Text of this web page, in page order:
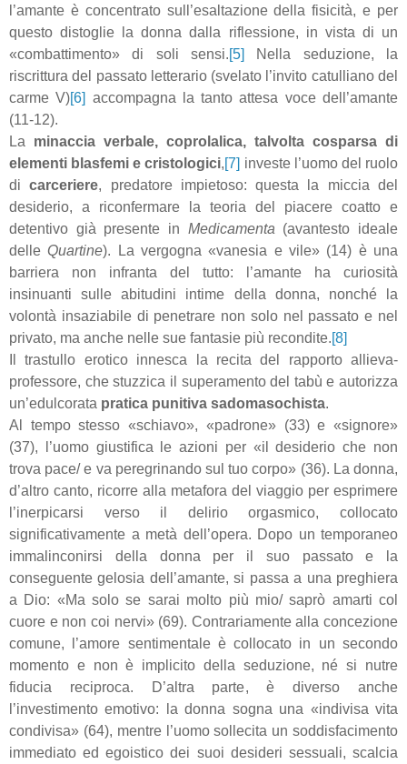
l’amante è concentrato sull’esaltazione della fisicità, e per
questo distoglie la donna dalla riflessione, in vista di un
«combattimento» di soli sensi.[5]
Nella seduzione, la
riscrittura del passato letterario (svelato l’invito catulliano del
carme V)[6] accompagna la tanto attesa voce dell’amante
(11-12).
La minaccia verbale, coprolalica, talvolta cosparsa di
elementi blasfemi e cristologici,[7] investe l’uomo del ruolo
dicarceriere, predatore impietoso: questa la miccia del
desiderio, a riconfermare la teoria del piacere coatto e
detentivo già presente in Medicamenta (avantesto ideale
delleQuartine). La vergogna «vanesia e vile» (14) è una
barriera non infranta del tutto: l’amante ha curiosità
insinuanti sulle abitudini intime della donna, nonché la
volontà insaziabile di penetrare non solo nel passato e nel
privato, ma anche nelle sue fantasie più recondite.[8]
Il trastullo erotico innesca la recita del rapporto allieva-
professore, che stuzzica il superamento del tabù e autorizza
un’edulcorata pratica punitiva sadomasochista.
Al tempo stesso «schiavo», «padrone» (33) e «signore»
(37), l’uomo giustifica le azioni per «il desiderio che non
trova pace/ e va peregrinando sul tuo corpo» (36). La donna,
d’altro canto, ricorre alla metafora del viaggio per esprimere
l’inerpicarsi verso il delirio orgasmico, collocato
significativamente a metà dell’opera. Dopo un temporaneo
immalinconirsi della donna per il suo passato e la
conseguente gelosia dell’amante, si passa a una preghiera
a Dio: «Ma solo se sarai molto più mio/ saprò amarti col
cuore e non coi nervi» (69). Contrariamente alla concezione
comune, l’amore sentimentale è collocato in un secondo
momento e non è implicito della seduzione, né si nutre
fiducia reciproca. D’altra parte, è diverso anche
l’investimento emotivo: la donna sogna una «indivisa vita
condivisa» (64), mentre l’uomo sollecita un soddisfacimento
immediato ed egoistico dei suoi desideri sessuali, scalcia